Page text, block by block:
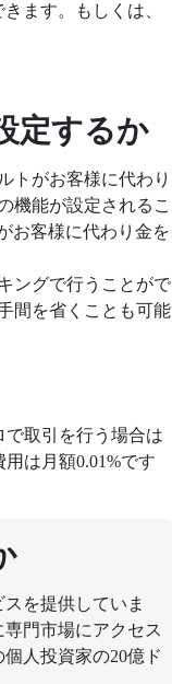
ます。もしくは、
定するか
トがお客様に代わり
機能が設定されるこ
お客様に代わり金を
ングで行うことがで
間を省くことも可能
で取引を行う場合は
は月額0.01%です
を提供していま
門市場にアクセス
人投資家の20億ド